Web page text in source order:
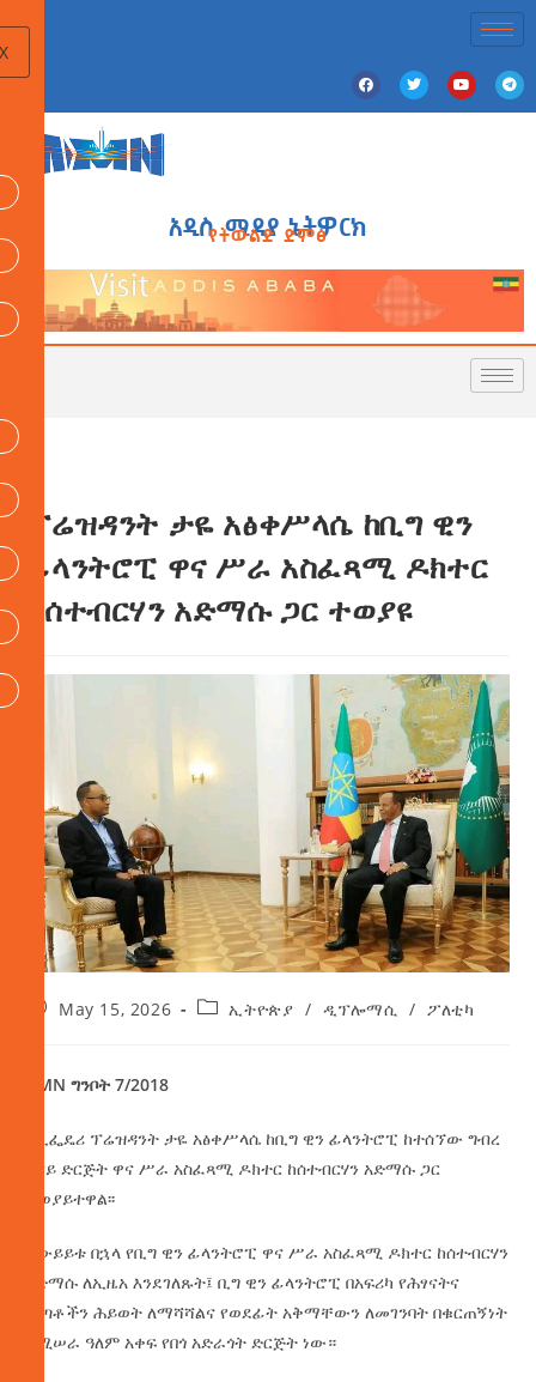
አዲስ ሚዲያ ኔትዎርክ
የትውልድ ድምፅ
ፕሬዝዳንት ታዬ አፅቀሥላሴ ከቢግ ዊን
ፊላንትሮፒ ዋና ሥራ አስፈጻሚ ዶክተር
ከሰተብርሃን አድማሱ ጋር ተወያዩ
May 15, 2026 ኢትዮጵያ / ዲፕሎማሲ / ፖለቲካ
AMN ግንቦት 7/2018
የኢፌዴሪ ፕሬዝዳንት ታዬ አፅቀሥላሴ ከቢግ ዊን ፊላንትሮፒ ከተሰኘው ግብረ
ሰናይ ድርጅት ዋና ሥራ አስፈጻሚ ዶክተር ከሰተብርሃን አድማሱ ጋር
ተወያይተዋል፡፡
ከውይይቱ በኋላ የቢግ ዊን ፊላንትሮፒ ዋና ሥራ አስፈጻሚ ዶክተር ከሰተብርሃን
አድማሱ ለኢዜአ እንደገለጹት፤ ቢግ ዊን ፊላንትሮፒ በአፍሪካ የሕፃናትና
ወጣቶችን ሕይወት ለማሻሻልና የወደፊት አቅማቸውን ለመገንባት በቁርጠኝነት
የሚሠራ ዓለም አቀፍ የበጎ አድራጎት ድርጅት ነው።